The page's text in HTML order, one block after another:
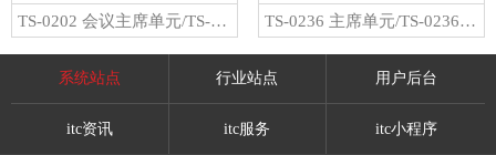
TS-0202 会议主席单元/TS-0202A 会议代表单元 TS-0236 主席单元/TS-0236A 代表单元
系统站点 行业站点 用户后台
itc资讯 itc服务 itc小程序